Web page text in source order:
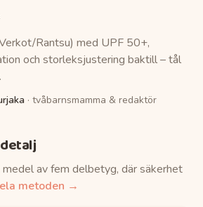
Rantsu) med UPF 50+,
och storleksjustering baktill – tål
· tvåbarnsmamma & redaktör
av fem delbetyg, där säkerhet
metoden →